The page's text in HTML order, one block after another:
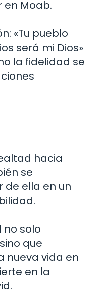
en Moab.
«Tu pueblo
será mi Dios»
la fidelidad se
hacia
se
ella en un
no solo
que
nueva vida en
en la